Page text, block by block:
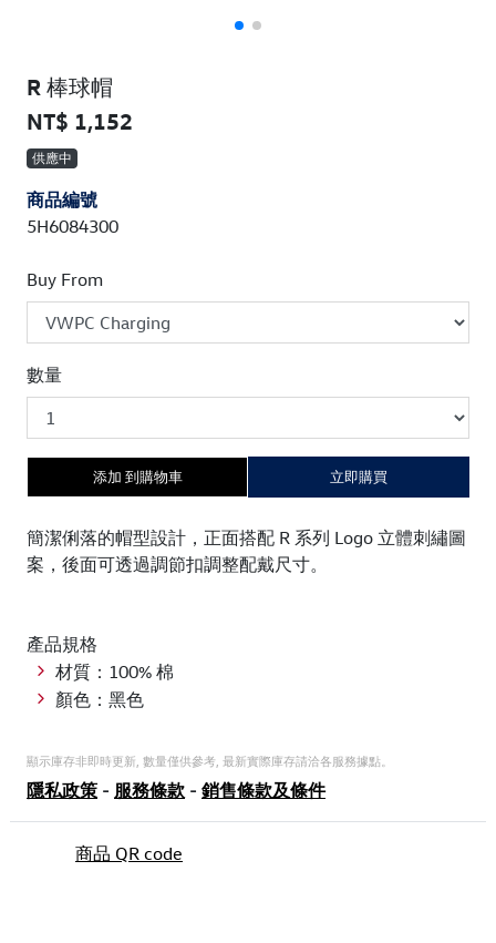
R 棒球帽
NT$ 1,152
供應中
商品編號
5H6084300
Buy From
數量
添加 到購物車 立即購買
簡潔俐落的帽型設計，正面搭配 R 系列 Logo 立體刺繡圖
案，後面可透過調節扣調整配戴尺寸。
產品規格
材質：100% 棉
顏色：黑色
顯示庫存非即時更新, 數量僅供參考, 最新實際庫存請洽各服務據點。
隱私政策 - 服務條款 - 銷售條款及條件
商品 QR code